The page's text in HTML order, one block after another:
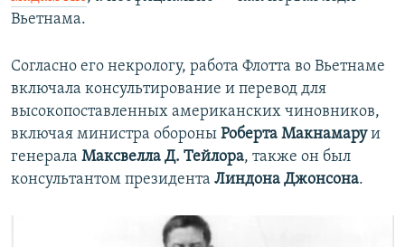
Вьетнама.
Согласно его некрологу, работа Флотта во Вьетнаме
включала консультирование и перевод для
высокопоставленных американских чиновников,
включая министра обороны Роберта Макнамаруи
генерала Максвелла Д. Тейлора, также он был
консультантом президента Линдона Джонсона.